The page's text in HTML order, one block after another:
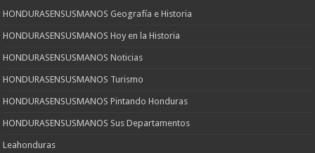
HONDURASENSUSMANOS Geografía e Historia
HONDURASENSUSMANOS Hoy en la Historia
HONDURASENSUSMANOS Noticias
HONDURASENSUSMANOS Turismo
HONDURASENSUSMANOS Pintando Honduras
HONDURASENSUSMANOS Sus Departamentos
Leahonduras